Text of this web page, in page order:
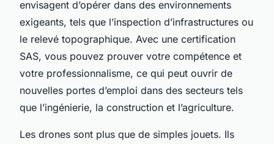
envisagent d’opérer dans des environnements
exigeants, tels que l’inspection d’infrastructures ou
le relevé topographique. Avec une certification
SAS, vous pouvez prouver votre compétence et
votre professionnalisme, ce qui peut ouvrir de
nouvelles portes d’emploi dans des secteurs tels
que l’ingénierie, la construction et l’agriculture.
Les drones sont plus que de simples jouets. Ils